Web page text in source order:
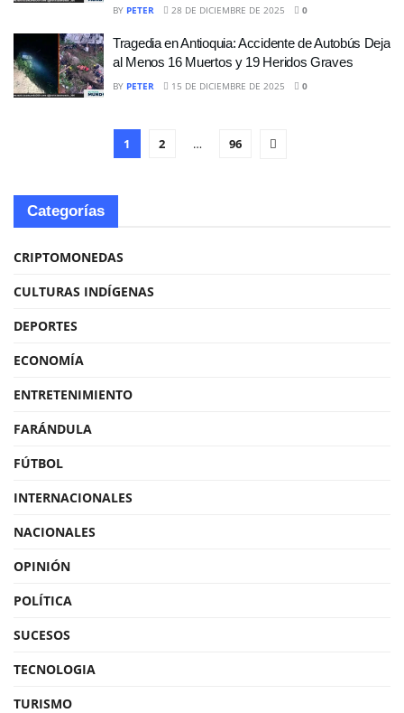
BY PETER 28 DE DICIEMBRE DE 2025 0
Tragedia en Antioquia: Accidente de Autobús Deja
al Menos 16 Muertos y 19 Heridos Graves
BY PETER 15 DE DICIEMBRE DE 2025 0
1 2 … 96
Categorías
CRIPTOMONEDAS
CULTURAS INDÍGENAS
DEPORTES
ECONOMÍA
ENTRETENIMIENTO
FARÁNDULA
FÚTBOL
INTERNACIONALES
NACIONALES
OPINIÓN
POLÍTICA
SUCESOS
TECNOLOGIA
TURISMO